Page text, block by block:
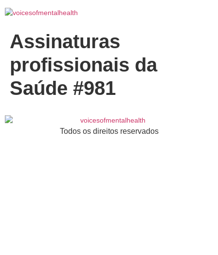
Assinaturas
profissionais da
Saúde #981
Todos os direitos reservados